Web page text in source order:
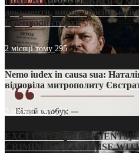
документи, вирок і російський
Бучацькій єпархії
2 місяці тому 295
Nemo iudex in causa sua:
відповіла митрополиту
3 місяці тому213
EXCLUSIVE (DOCUMENTS)/
CRIMINAL FRANCHISE